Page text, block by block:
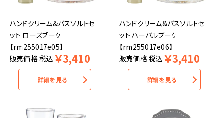
ハンドクリーム&バスソルトセ
ット ローズブーケ
【rm255017e05】
販売価格税込 ￥3,410
詳細を見る
ハンドクリーム&バスソルトセ
ット ハーバルブーケ
【rm255017e06】
販売価格税込 ￥3,410
詳細を見る